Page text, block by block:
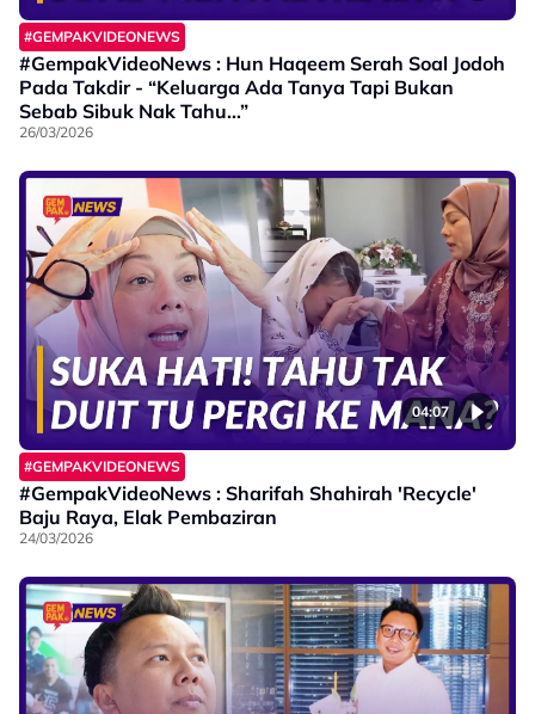
#GEMPAKVIDEONEWS
#GempakVideoNews : Hun Haqeem Serah Soal Jodoh
Pada Takdir - “Keluarga Ada Tanya Tapi Bukan
Sebab Sibuk Nak Tahu…”
26/03/2026
04:07
#GEMPAKVIDEONEWS
#GempakVideoNews : Sharifah Shahirah 'Recycle'
Baju Raya, Elak Pembaziran
24/03/2026